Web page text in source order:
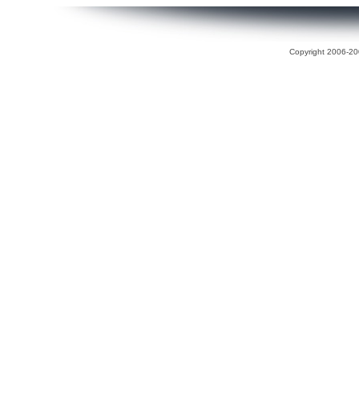
Copyright 2006-